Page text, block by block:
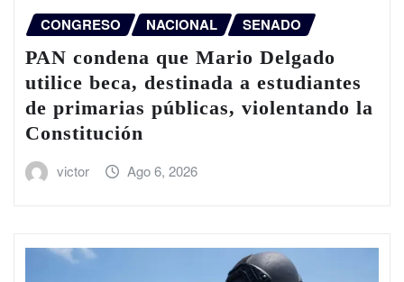
CONGRESO NACIONAL SENADO
PAN condena que Mario Delgado
utilice beca, destinada a estudiantes
de primarias públicas, violentando la
Constitución
victor Ago 6, 2026